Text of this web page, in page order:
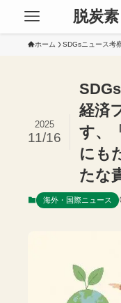
脱炭
ホーム SDGsニュース考
経済
す、
にも
たな
2025
11/16
海外・国際ニュース